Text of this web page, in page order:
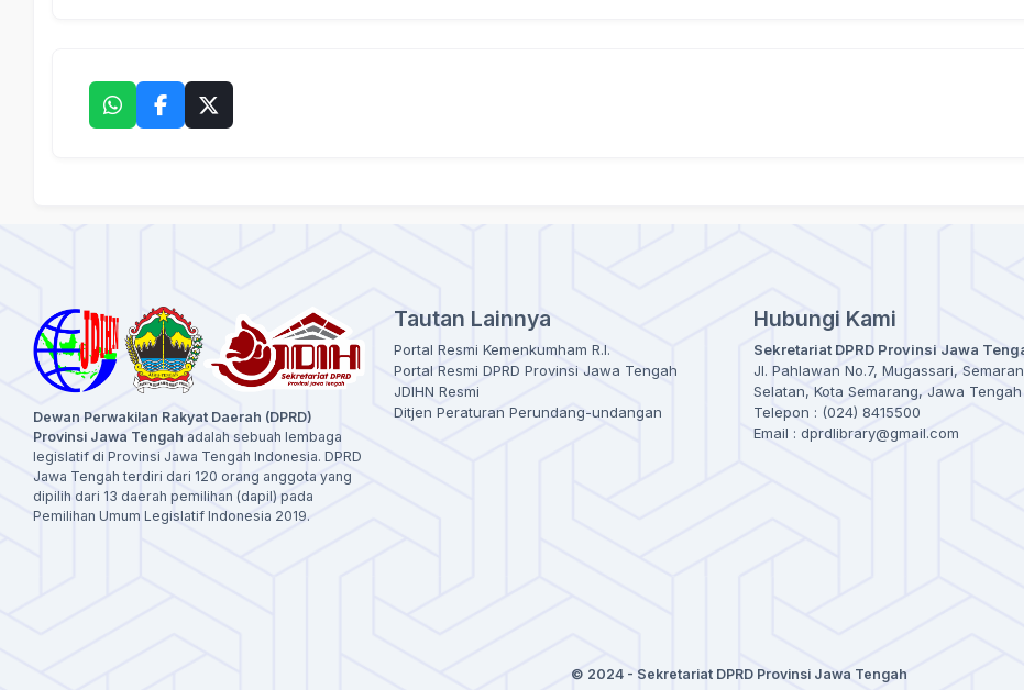
Dewan Perwakilan Rakyat Daerah (DPRD)
Provinsi Jawa Tengah adalah sebuah lembaga
legislatif di Provinsi Jawa Tengah Indonesia. DPRD
Jawa Tengah terdiri dari 120 orang anggota yang
dipilih dari 13 daerah pemilihan (dapil) pada
Pemilihan Umum Legislatif Indonesia 2019.
Tautan Lainnya
Portal Resmi Kemenkumham R.I.
Portal Resmi DPRD Provinsi Jawa Tengah
JDIHN Resmi
Ditjen Peraturan Perundang-undangan
Hubungi Kami
Sekretariat DPRD Provinsi Jawa
Jl. Pahlawan No.7, Mugassari,
Selatan, Kota Semarang, Jawa
Telepon : (024) 8415500
Email : dprdlibrary@gmail.com
© 2024 - Sekretariat DPRD Provinsi Jawa Tengah